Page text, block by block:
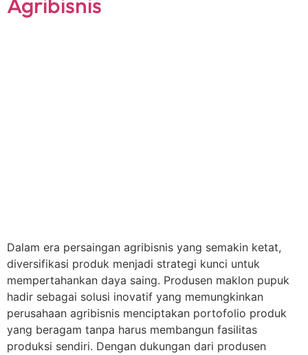
Dalam era persaingan agribisnis yang semakin ketat,
diversifikasi produk menjadi strategi kunci untuk
mempertahankan daya saing. Produsen maklon pupuk
hadir sebagai solusi inovatif yang memungkinkan
perusahaan agribisnis menciptakan portofolio produk
yang beragam tanpa harus membangun fasilitas
produksi sendiri. Dengan dukungan dari produsen